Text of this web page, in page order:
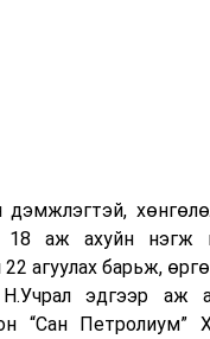
жуулчдад
хэлээр
урилга
дэмжлэгтэй,
18 аж ахуйн нэгж
агуулах барьж,
эдгээр аж
“Сан Петролиум”